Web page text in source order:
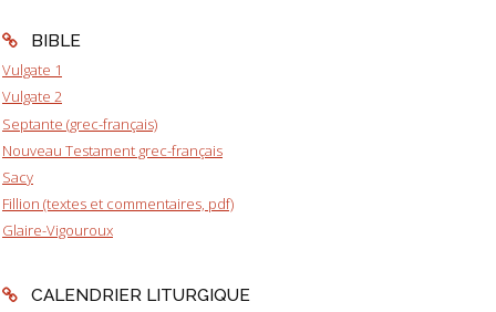
BIBLE
Vulgate 1
Vulgate 2
Septante (grec-français)
Nouveau Testament grec-français
Sacy
Fillion (textes et commentaires, pdf)
Glaire-Vigouroux
CALENDRIER LITURGIQUE